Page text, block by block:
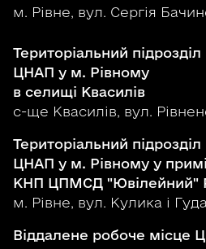
м. Рівне, вул. Сергія
Територіальний підрозділ
ЦНАП у м. Рівному
в селищі Квасилів
с-ще Квасилів, вул.
Територіальний підрозділ
ЦНАП у м. Рівному у
КНП ЦПМСД "Ювілейний"
м. Рівне, вул. Кулика і
Віддалене робоче місце